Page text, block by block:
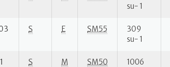
su- 1
S E SM55
309
su- 1
S M SM50
1006